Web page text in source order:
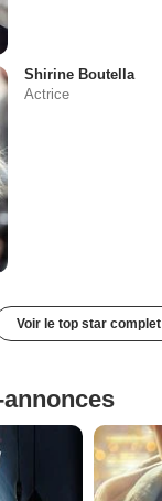
Shirine Boutella
Actrice
Voir le top star complet